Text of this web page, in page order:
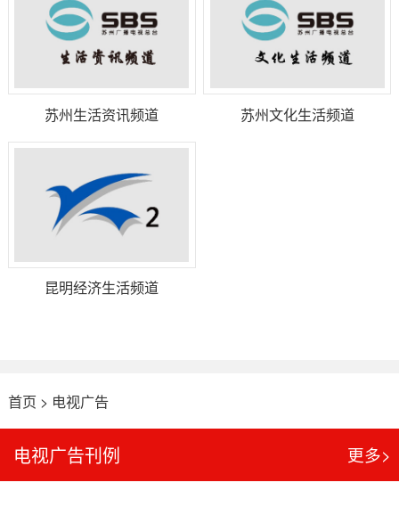
苏州生活资讯频道 苏州文化生活频道
昆明经济生活频道
首页 > 电视广告
电视广告刊例 更多>